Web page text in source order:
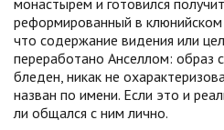
монастырем и готовился
реформированный в
что содержание видения или
переработано Анселлом: образ
бледен, никак не
назван по имени. Если это и
ли общался с ним лично.